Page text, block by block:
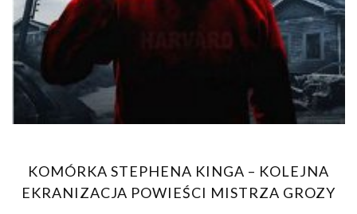
KOMÓRKA STEPHENA KINGA – KOLEJNA
EKRANIZACJA POWIEŚCI MISTRZA GROZY